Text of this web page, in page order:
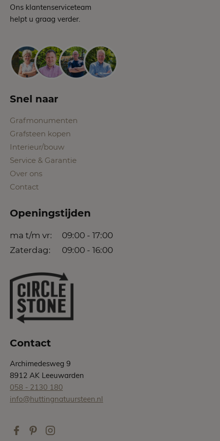
Ons klantenserviceteam
helpt u graag verder.
Snel naar
Grafmonumenten
Grafsteen kopen
Interieur/bouw
Service & Garantie
Over ons
Contact
Openingstijden
ma t/m vr:
09:00 - 17:00
Zaterdag:
09:00 - 16:00
Contact
Archimedesweg 9
8912 AK Leeuwarden
058 - 2130 180
info@huttingnatuursteen.nl